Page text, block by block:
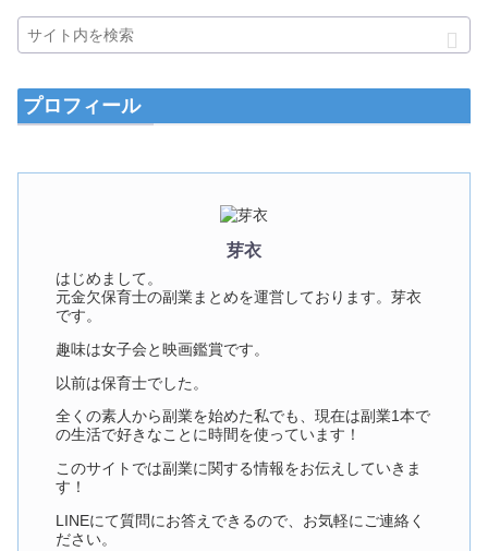
プロフィール
芽衣
はじめまして。
元金欠保育士の副業まとめを運営しております。芽衣
です。
趣味は女子会と映画鑑賞です。
以前は保育士でした。
全くの素人から副業を始めた私でも、現在は副業1本で
の生活で好きなことに時間を使っています！
このサイトでは副業に関する情報をお伝えしていきま
す！
LINEにて質問にお答えできるので、お気軽にご連絡く
ださい。